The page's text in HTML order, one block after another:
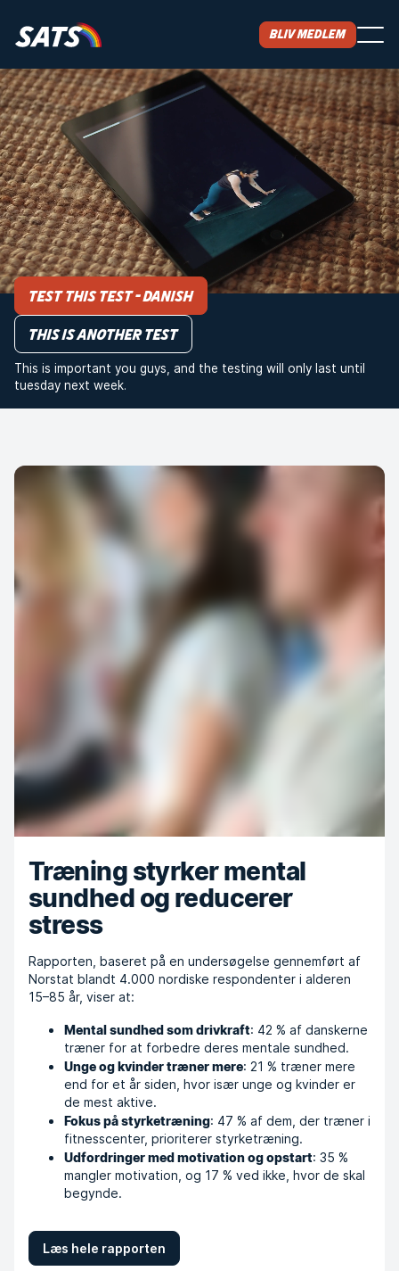
Bliv medlem
TESTINGINCLUDED
WE INVITE YOU TO
WITNESS THIS TEST OF A
HERO TODAY
In an attempt to change the design of the hero we
now need to test the new design.
Test this test - Danish
This is another test
This is important you guys, and the testing will only last until
tuesday next week.
Træning styrker mental
sundhed og reducerer
stress
Rapporten, baseret på en undersøgelse gennemført af
Norstat blandt 4.000 nordiske respondenter i alderen
15–85 år, viser at:
Mental sundhed som drivkraft: 42 % af danskerne
træner for at forbedre deres mentale sundhed.
Unge og kvinder træner mere: 21 % træner mere
end for et år siden, hvor især unge og kvinder er
de mest aktive.
Fokus på styrketræning: 47 % af dem, der træner i
fitnesscenter, prioriterer styrketræning.
Udfordringer med motivation og opstart: 35 %
mangler motivation, og 17 % ved ikke, hvor de skal
begynde.
Læs hele rapporten